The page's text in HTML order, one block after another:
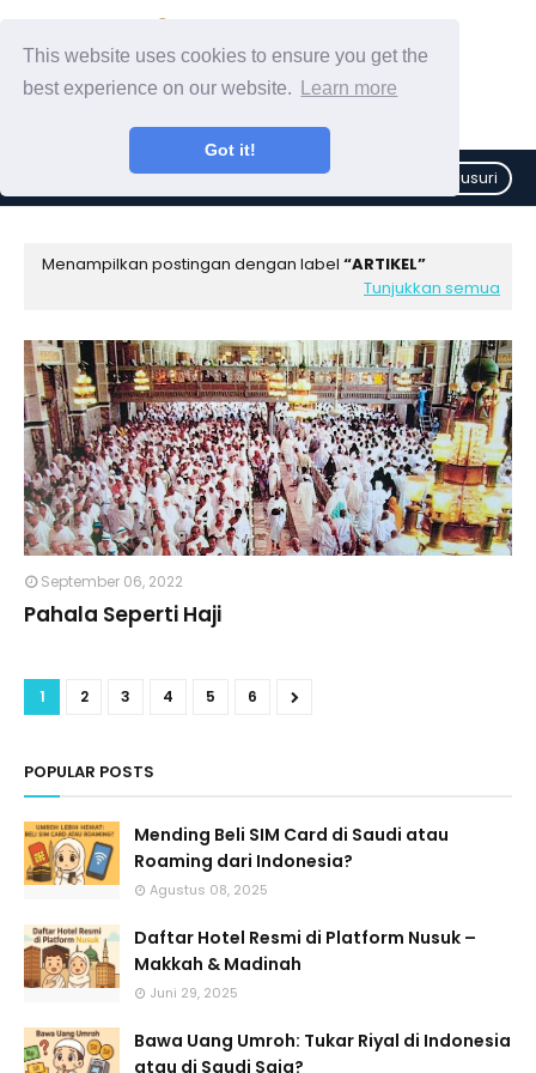
This website uses cookies to ensure you get the
best experience on our website.
Learn more
Got it!
Telusuri
Menampilkan postingan dengan label ARTIKEL
Tunjukkan semua
September 06, 2022
Pahala Seperti Haji
1 2 3 4 5 6
POPULAR POSTS
Mending Beli SIM Card di Saudi atau
Roaming dari Indonesia?
Agustus 08, 2025
Daftar Hotel Resmi di Platform Nusuk –
Makkah & Madinah
Juni 29, 2025
Bawa Uang Umroh: Tukar Riyal di Indonesia
atau di Saudi Saja?